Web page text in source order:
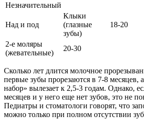
Незначительный
Над и под
Клыки
(глазные
зубы)
18-20
2-е моляры
(жевательные)
20-30
Сколько лет длится молочное
первые зубы прорезаются в 7-8 месяцев,
набор» вылезает к 2,5-3 годам. Однако,
месяцев и у него еще нет зубов, это не
Педиатры и стоматологи говорят, что
можно только при полном отсутствии